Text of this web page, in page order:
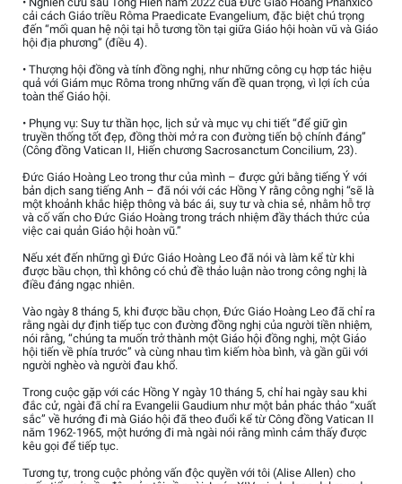
cải cách Giáo triều Rôma Praedicate Evangelium, đặc biệt chú trọng
đến “mối quan hệ nội tại hỗ tương tồn tại giữa Giáo hội hoàn vũ và Giáo
hội địa phương” (điều 4).
• Thượng hội đồng và tính đồng nghị, như những công cụ hợp tác hiệu
quả với Giám mục Rôma trong những vấn đề quan trọng, vì lợi ích của
toàn thể Giáo hội.
• Phụng vụ: Suy tư thần học, lịch sử và mục vụ chi tiết “để giữ gìn
truyền thống tốt đẹp, đồng thời mở ra con đường tiến bộ chính đáng”
(Công đồng Vatican II, Hiến chương Sacrosanctum Concilium, 23).
Đức Giáo Hoàng Leo trong thư của mình – được gửi bằng tiếng Ý với
bản dịch sang tiếng Anh – đã nói với các Hồng Y rằng công nghị “sẽ là
một khoảnh khắc hiệp thông và bác ái, suy tư và chia sẻ, nhằm hỗ trợ
và cố vấn cho Đức Giáo Hoàng trong trách nhiệm đầy thách thức của
việc cai quản Giáo hội hoàn vũ.”
Nếu xét đến những gì Đức Giáo Hoàng Leo đã nói và làm kể từ khi
được bầu chọn, thì không có chủ đề thảo luận nào trong công nghị là
điều đáng ngạc nhiên.
Vào ngày 8 tháng 5, khi được bầu chọn, Đức Giáo Hoàng Leo đã chỉ ra
rằng ngài dự định tiếp tục con đường đồng nghị của người tiền nhiệm,
nói rằng, “chúng ta muốn trở thành một Giáo hội đồng nghị, một Giáo
hội tiến về phía trước” và cùng nhau tìm kiếm hòa bình, và gần gũi với
người nghèo và người đau khổ.
Trong cuộc gặp với các Hồng Y ngày 10 tháng 5, chỉ hai ngày sau khi
đắc cử, ngài đã chỉ ra Evangelii Gaudium như một bản phác thảo “xuất
sắc” về hướng đi mà Giáo hội đã theo đuổi kể từ Công đồng Vatican II
năm 1962-1965, một hướng đi mà ngài nói rằng mình cảm thấy được
kêu gọi để tiếp tục.
Tương tự, trong cuộc phỏng vấn độc quyền với tôi (Alise Allen) cho